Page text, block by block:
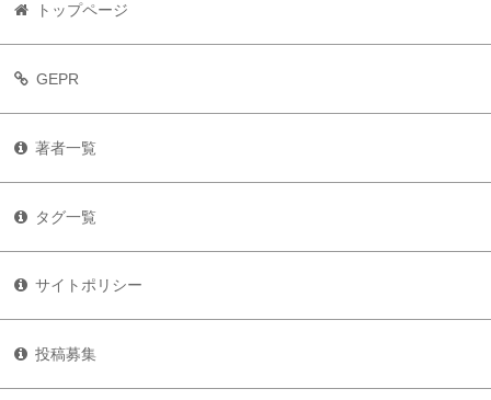
トップページ
GEPR
著者一覧
タグ一覧
サイトポリシー
投稿募集